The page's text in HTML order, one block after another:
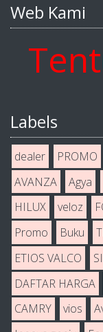
Web Kami
Labels
dealer PROMO
AVANZA
Agya
HILUX
veloz
Promo
Buku
ETIOS VALCO
DAFTAR HARGA
CAMRY
vios